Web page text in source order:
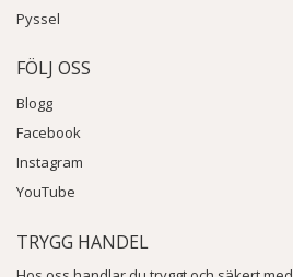
Pyssel
FÖLJ OSS
Blogg
Facebook
Instagram
YouTube
TRYGG HANDEL